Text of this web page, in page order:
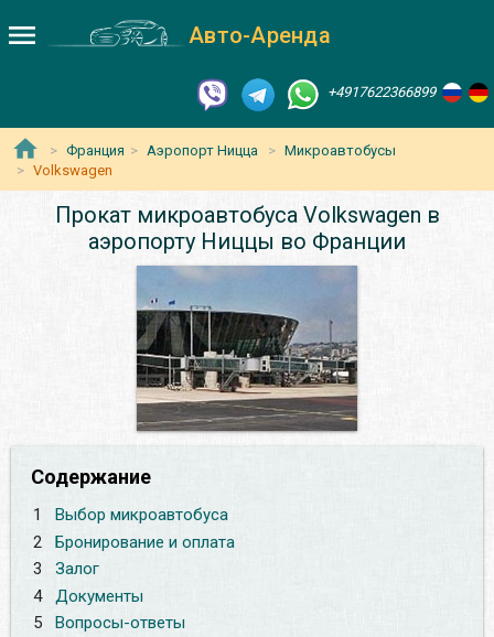
Авто-Аренда
+4917622366899
Франция Аэропорт Ницца
Микроавтобусы
Volkswagen
Прокат микроавтобуса Volkswagen в
аэропорту Ниццы во Франции
Содержание
1
Выбор микроавтобуса
2
Бронирование и оплата
3
Залог
4
Документы
5
Вопросы-ответы